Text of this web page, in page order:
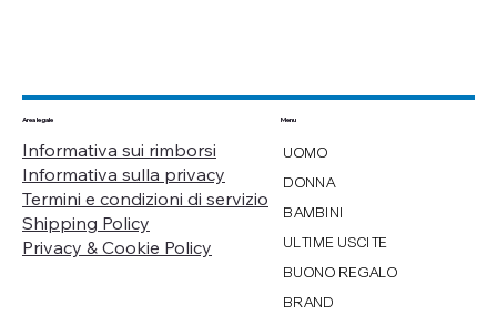
Area legale
Informativa sui rimborsi
Informativa sulla privacy
Termini e condizioni di servizio
Shipping Policy
Privacy & Cookie Policy
Menu
UOMO
DONNA
BAMBINI
ULTIME USCITE
BUONO REGALO
BRAND